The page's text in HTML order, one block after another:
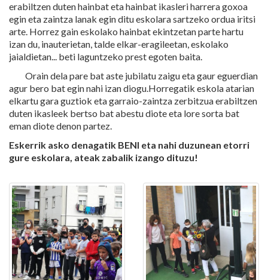
erabiltzen duten hainbat eta hainbat ikasleri harrera goxoa
egin eta zaintza lanak egin ditu eskolara sartzeko ordua iritsi
arte. Horrez gain eskolako hainbat ekintzetan parte hartu
izan du, inauterietan, talde elkar-eragileetan, eskolako
jaialdietan... beti laguntzeko prest egoten baita.
Orain dela pare bat aste jubilatu zaigu eta gaur eguerdian
agur bero bat egin nahi izan diogu.Horregatik eskola atarian
elkartu gara guztiok eta garraio-zaintza zerbitzua erabiltzen
duten ikasleek bertso bat abestu diote eta lore sorta bat
eman diote denon partez.
Eskerrik asko denagatik BENI eta nahi duzunean etorri
gure eskolara, ateak zabalik izango dituzu!